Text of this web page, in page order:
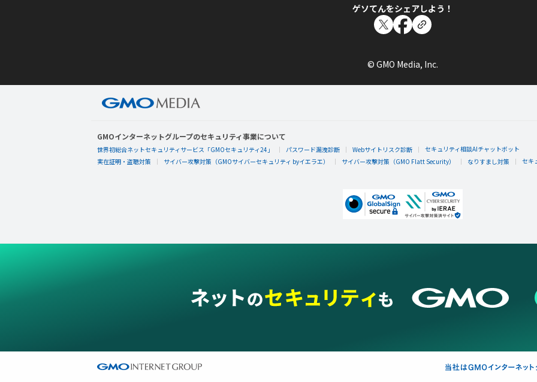
ゲソてんをシェアしよう！
© GMO Media, Inc.
GMOインターネットグループのセキュリティ事業について
世界初総合ネットセキュリティサービス「GMOセキュリティ24」 パスワード漏洩診断 Webサイトリスク診断
セキュリティ相談AIチャットボット
実在証明・盗聴対策
サイバー攻撃対策（GMOサイバーセキュリティ byイエラエ） サイバー攻撃対策（GMO Flatt Security） なりすまし対策 セキ